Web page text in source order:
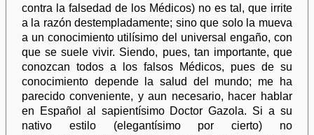
contra la falsedad de los Médicos) no es tal, que irrite
a la razón destempladamente; sino que solo la mueva
a un conocimiento utilísimo del universal engaño, con
que se suele vivir. Siendo, pues, tan importante, que
conozcan todos a los falsos Médicos, pues de su
conocimiento depende la salud del mundo; me ha
parecido conveniente, y aun necesario, hacer hablar
en Español al sapientísimo Doctor Gazola. Si a su
nativo estilo (elegantísimo por cierto) no